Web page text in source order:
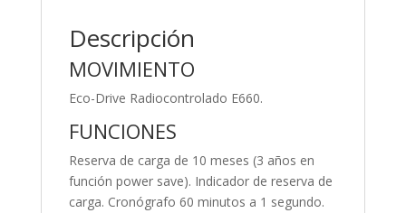
Descripción
MOVIMIENTO
Eco-Drive Radiocontrolado E660.
FUNCIONES
Reserva de carga de 10 meses (3 años en
función power save). Indicador de reserva de
carga. Cronógrafo 60 minutos a 1 segundo.